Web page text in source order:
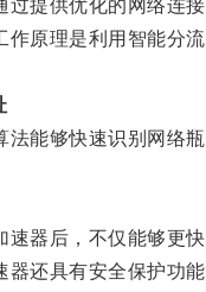
供优化的网络连接
理是利用智能分流
够快速识别网络瓶
后，不仅能够更快
还具有安全保护功能